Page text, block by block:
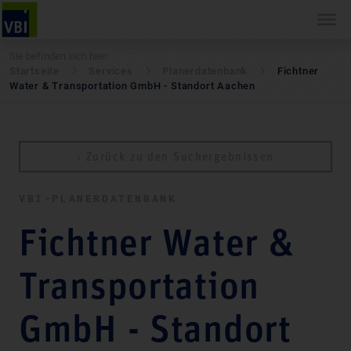
Fichtner
Water & Transportation GmbH - Standort Aachen
Fichtner Water &
Transportation
GmbH - Standort